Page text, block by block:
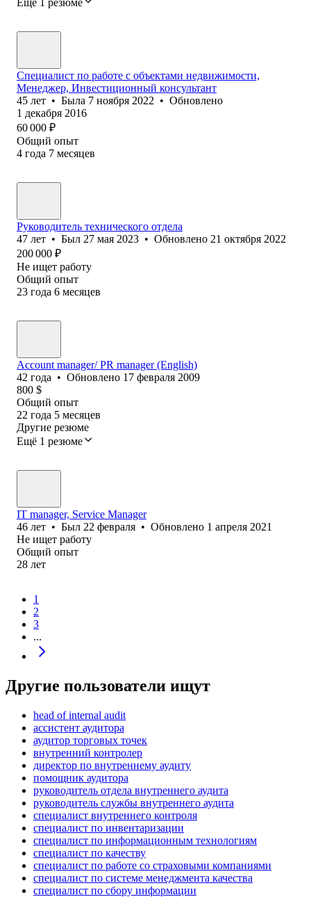
Специалист по работе с объектами недвижимости,
Менеджер, Инвестиционный консультант
45 лет • Была 7 ноября 2022 • Обновлено
1 декабря 2016
60 000 ₽
Общий опыт
4 года 7 месяцев
Руководитель технического отдела
47 лет • Был 27 мая 2023 • Обновлено 21 октября 2022
200 000 ₽
Не ищет работу
Общий опыт
23 года 6 месяцев
Account manager/ PR manager (English)
42 года • Обновлено 17 февраля 2009
800 $
Общий опыт
22 года 5 месяцев
Другие резюме
Ещё 1 резюме
IT manager, Service Manager
46 лет • Был 22 февраля • Обновлено 1 апреля 2021
Не ищет работу
Общий опыт
28 лет
1
2
3
...
Другие пользователи ищут
head of internal audit
ассистент аудитора
аудитор торговых точек
внутренний контролер
директор по внутреннему аудиту
помощник аудитора
руководитель отдела внутреннего аудита
руководитель службы внутреннего аудита
специалист внутреннего контроля
специалист по инвентаризации
специалист по информационным технологиям
специалист по качеству
специалист по работе со страховыми компаниями
специалист по системе менеджмента качества
специалист по сбору информации